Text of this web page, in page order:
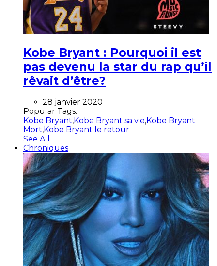
Kobe Bryant : Pourquoi il est
pas devenu la star du rap qu’il
rêvait d’être?
28 janvier 2020
Popular Tags:
Kobe Bryant,Kobe Bryant sa vie,Kobe Bryant
Mort,Kobe Bryant le retour
See All
Chroniques